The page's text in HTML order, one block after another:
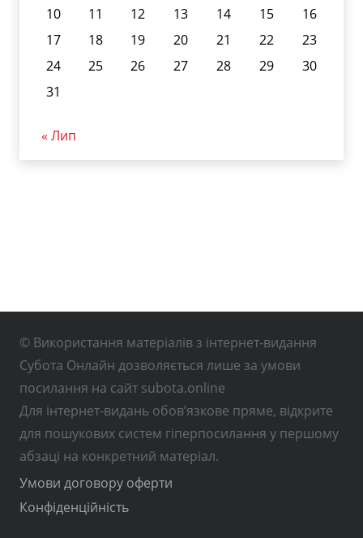
10
11 12 13 14 15
16
17
18 19 20 21 22
23
24
25 26 27 28 29
30
31
« Лип
© Використання матеріалів з інтернет-видання
Субота Онлайн дозволяється лише за умови
посилання на сайт subota.online
Для інтернет-видань обов’язкове пряме, відкрите
для пошукових систем гіперпосилання у першому
абзаці на конкретний матеріал.
Умови договору оферти
Конфіденційність